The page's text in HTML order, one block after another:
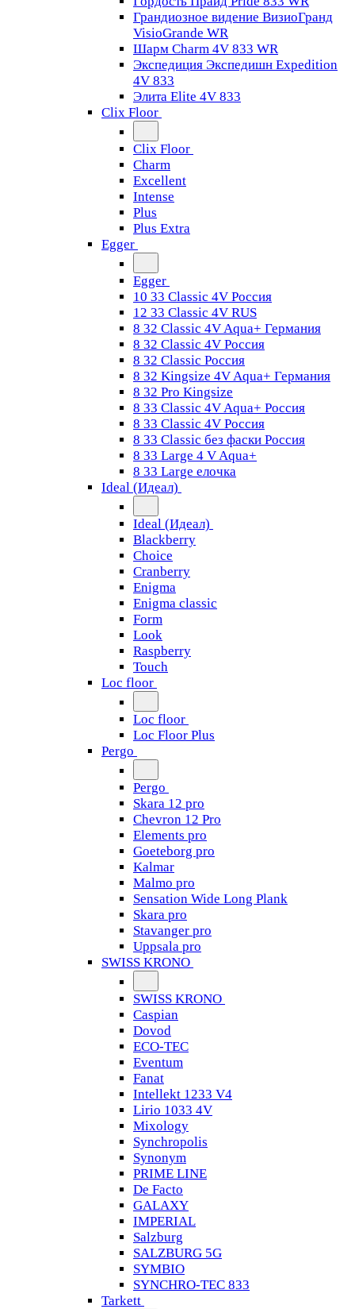
Грандиозное видение ВизиоГранд
VisioGrande WR
Шарм Charm 4V 833 WR
Экспедиция Экспедишн Expedition
4V 833
Элита Elite 4V 833
Clix Floor
Clix Floor
Charm
Excellent
Intense
Plus
Plus Extra
Egger
Egger
10 33 Classic 4V Россия
12 33 Classic 4V RUS
8 32 Classic 4V Aqua+ Германия
8 32 Classic 4V Россия
8 32 Classic Россия
8 32 Kingsize 4V Aqua+ Германия
8 32 Pro Kingsize
8 33 Classic 4V Aqua+ Россия
8 33 Classic 4V Россия
8 33 Classic без фаски Россия
8 33 Large 4 V Aqua+
8 33 Large елочка
Ideal (Идеал)
Ideal (Идеал)
Blackberry
Choice
Cranberry
Enigma
Enigma classic
Form
Look
Raspberry
Touch
Loc floor
Loc floor
Loc Floor Plus
Pergo
Pergo
Skara 12 pro
Chevron 12 Pro
Elements pro
Goeteborg pro
Kalmar
Malmo pro
Sensation Wide Long Plank
Skara pro
Stavanger pro
Uppsala pro
SWISS KRONO
SWISS KRONO
Caspian
Dovod
ECO-TEC
Eventum
Fanat
Intellekt 1233 V4
Lirio 1033 4V
Mixology
Synchropolis
Synonym
PRIME LINE
De Facto
GALAXY
IMPERIAL
Salzburg
SALZBURG 5G
SYMBIO
SYNCHRO-TEC 833
Tarkett